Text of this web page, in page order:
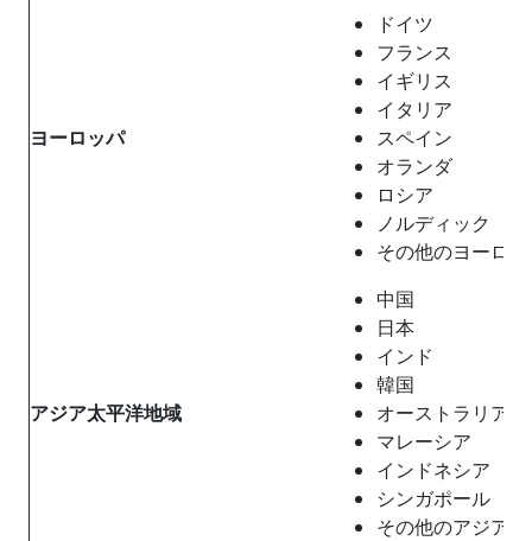
ヨーロッパ
ドイツ
フランス
イギリス
イタリア
スペイン
オランダ
ロシア
ノルディック
その他のヨーロ
アジア太平洋地域
中国
日本
インド
韓国
オーストラリア
マレーシア
インドネシア
シンガポール
その他のアジア